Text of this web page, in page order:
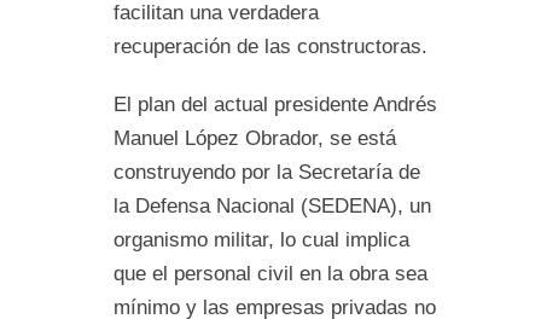
facilitan una verdadera
recuperación de las constructoras.
El plan del actual presidente Andrés
Manuel López Obrador, se está
construyendo por la Secretaría de
la Defensa Nacional (SEDENA), un
organismo militar, lo cual implica
que el personal civil en la obra sea
mínimo y las empresas privadas no